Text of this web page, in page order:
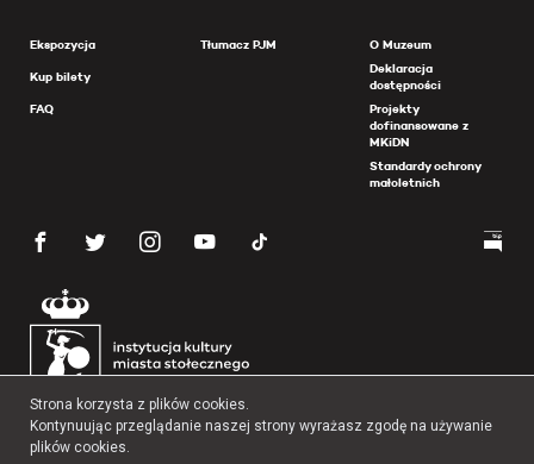
Ekspozycja
Kup bilety
FAQ
Tłumacz PJM
O Muzeum
Deklaracja
dostępności
Projekty
dofinansowane z
MKiDN
Standardy ochrony
małoletnich
Strona korzysta z plików cookies.
Kontynuując przeglądanie naszej strony wyrażasz zgodę na używanie
plików cookies.